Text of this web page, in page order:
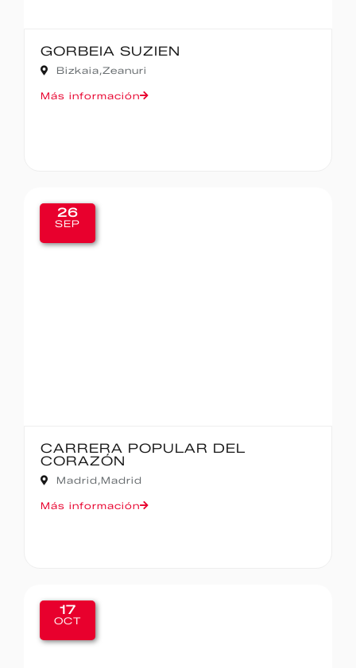
GORBEIA SUZIEN
Bizkaia,Zeanuri
Más información
26
SEP
CARRERA POPULAR DEL
CORAZÓN
Madrid,Madrid
Más información
17
OCT